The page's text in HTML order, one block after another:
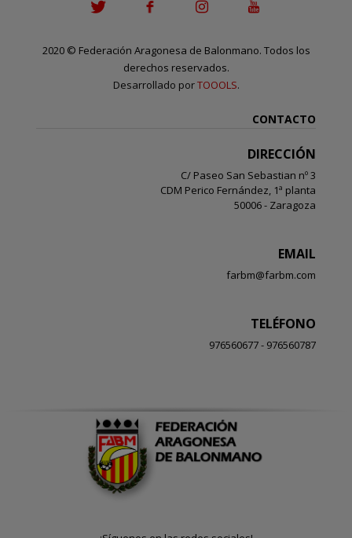
2020 © Federación Aragonesa de Balonmano. Todos los
derechos reservados.
Desarrollado porTOOOLS.
CONTACTO
DIRECCIÓN
C/ Paseo San Sebastian nº 3
CDM Perico Fernández, 1ª planta
50006 - Zaragoza
EMAIL
farbm@farbm.com
TELÉFONO
976560677 - 976560787